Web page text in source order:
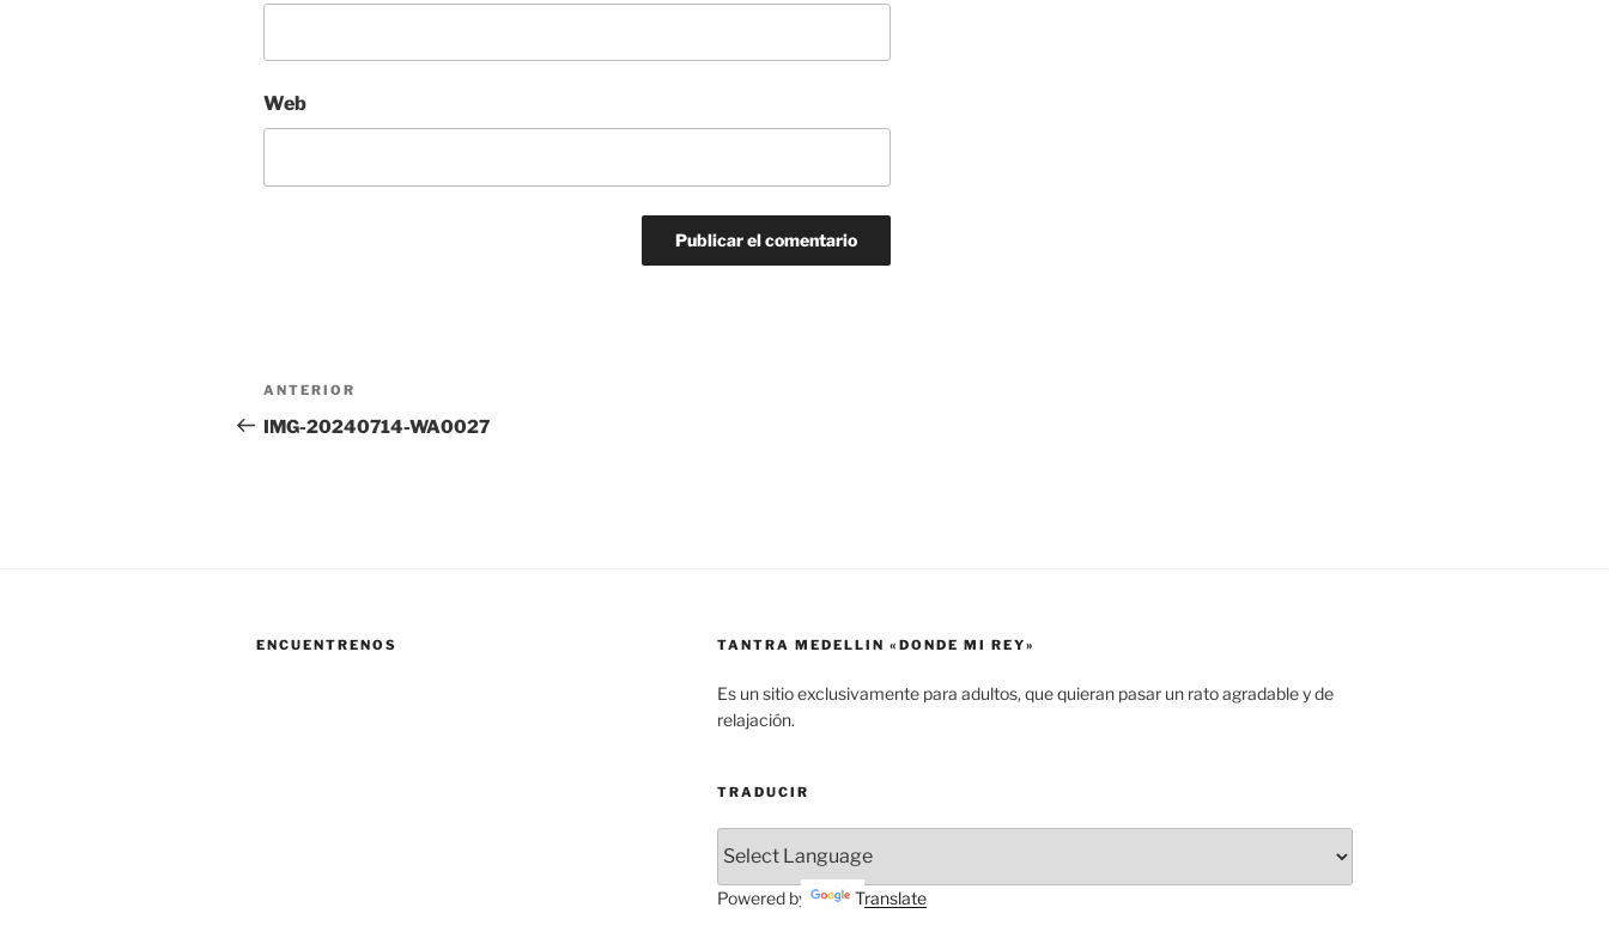
Web
Navegación
de
Entrada
anterior:
ANTERIOR
IMG-20240714-WA0027
ENCUENTRENOS TANTRA MEDELLIN «DONDE MI REY»
Es un sitio exclusivamente para adultos, que quieran pasar un rato agradable y de
relajación.
TRADUCIR
Powered by Translate